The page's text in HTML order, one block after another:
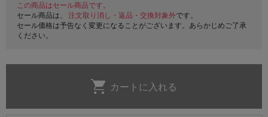
この商品はセール商品です。
セール商品は、 注文取り消し・返品・交換対象外です。
セール価格は予告なく変更になることがございます。あらかじめご了承
ください。